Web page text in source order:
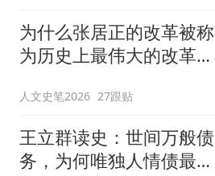
为什么张居正的改革被称
为历史上最伟大的改革之
识
人文史笔2026 27跟贴
王立群读史：世间万般债
务，为何唯独人情债最难